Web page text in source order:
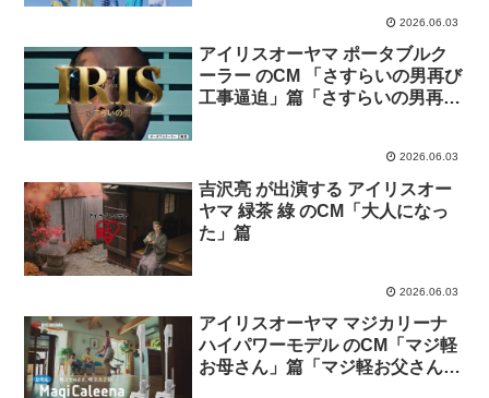
2026.06.03
アイリスオーヤマ ポータブルク
ーラー のCM 「さすらいの男再び
工事逼迫」篇「さすらいの男再び
2026.06.03
吉沢亮 が出演する アイリスオー
ヤマ 緑茶 綠 のCM「大人になっ
た」篇
2026.06.03
アイリスオーヤマ マジカリーナ
ハイパワーモデル のCM「マジ軽
お母さん」篇「マジ軽お父さん」